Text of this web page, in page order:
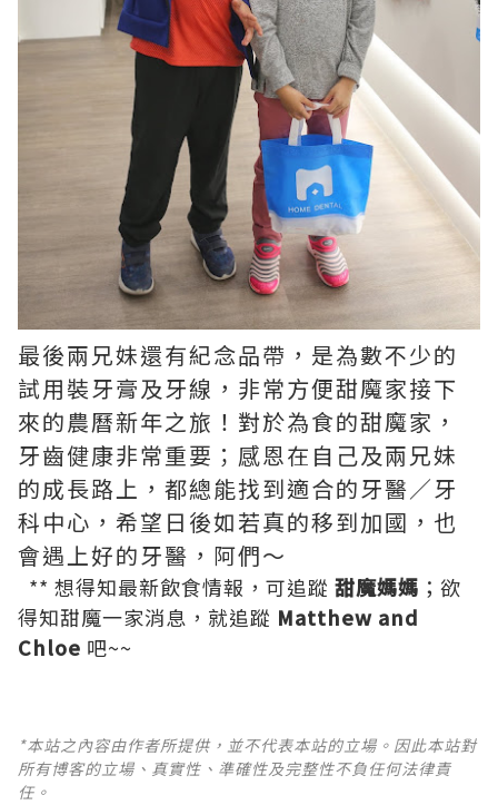
最後兩兄妹還有紀念品帶，是為數不少的
試用裝牙膏及牙線，非常方便甜魔家接下
來的農曆新年之旅！對於為食的甜魔家，
牙齒健康非常重要；感恩在自己及兩兄妹
的成長路上，都總能找到適合的牙醫／牙
科中心，希望日後如若真的移到加國，也
會遇上好的牙醫，阿們～
** 想得知最新飲食情報，可追蹤 甜魔媽媽 ；欲
得知甜魔一家消息，就追蹤 Matthew and
Chloe 吧~~
*本站之內容由作者所提供，並不代表本站的立場。因此本站對
所有博客的立場、真實性、準確性及完整性不負任何法律責
任。